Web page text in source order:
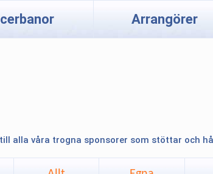
Arrangörer
alla våra trogna sponsorer som stöttar och